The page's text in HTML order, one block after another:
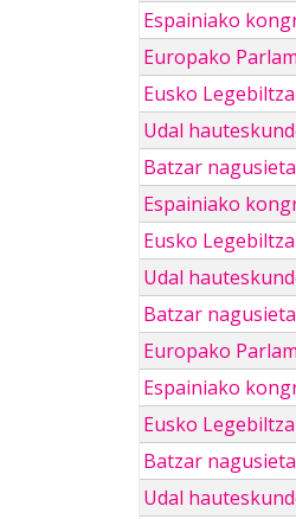
Espainiako
Europako
Eusko
Udal
Batzar
Espainiako
Eusko
Udal
Batzar
Europako
Espainiako
Eusko
Batzar
Udal